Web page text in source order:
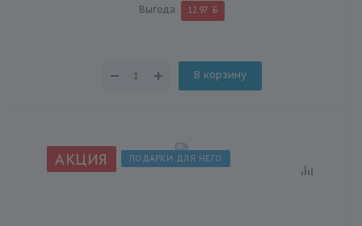
Выгода 12.97
В корзину
АКЦИЯ ПОДАРКИ ДЛЯ НЕГО